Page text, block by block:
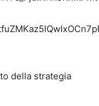
della strategia